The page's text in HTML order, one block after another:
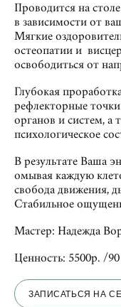
Проводится на
в зависимости от
Мягкие
остеопатии и
освободиться от
Глубокая
рефлекторные
органов и систем, а
психологическое
В результате Ваша
омывая каждую
свобода движения,
Стабильное
Мастер: Надежда
Ценность: 5500р. /
ЗАПИСАТЬСЯ НА